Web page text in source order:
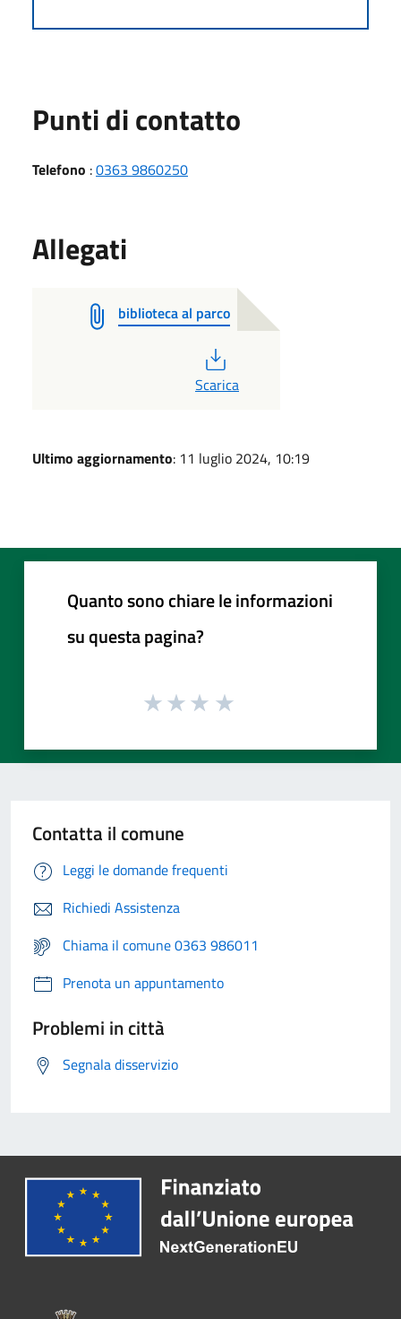
Punti di contatto
Telefono :0363 9860250
Allegati
biblioteca al parco
Scarica
Ultimo aggiornamento: 11 luglio 2024, 10:19
Quanto sono chiare le informazioni
su questa pagina?
Contatta il comune
Leggi le domande frequenti
Richiedi Assistenza
Chiama il comune 0363 986011
Prenota un appuntamento
Problemi in città
Segnala disservizio